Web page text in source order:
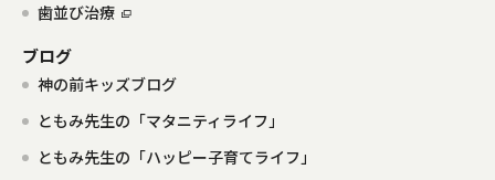
歯並び治療
ブログ
神の前キッズブログ
ともみ先生の「マタニティライフ」
ともみ先生の「ハッピー子育てライフ」